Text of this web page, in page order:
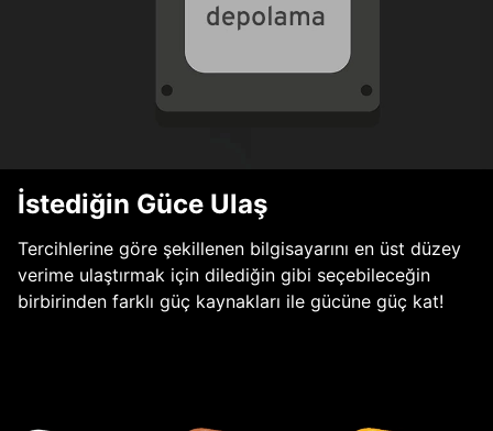
İstediğin Güce Ulaş
Tercihlerine göre şekillenen bilgisayarını en üst düzey
verime ulaştırmak için dilediğin gibi seçebileceğin
birbirinden farklı güç kaynakları ile gücüne güç kat!